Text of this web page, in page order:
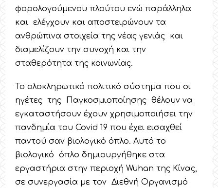
φορολογούμενου πλούτου ενώ παράλληλα
και ελέγχουν και αποστειρώνουν τα
ανθρώπινα στοιχεία της νέας γενιάς και
διαμελίζουν την συνοχή και την
σταθερότητα της κοινωνίας.
Το ολοκληρωτικό πολιτικό σύστημα που οι
ηγέτες της Παγκοσμιοποίησης θέλουν να
εγκαταστήσουν έχουν χρησιμοποιήσει την
πανδημία του Covid 19 που έχει εισαχθεί
παντού σαν βιολογικό όπλο. Αυτό το
βιολογικό όπλο δημιουργήθηκε στα
εργαστήρια στην περιοχή Wuhan της Κίνας,
σε συνεργασία με τον Διεθνή Οργανισμό